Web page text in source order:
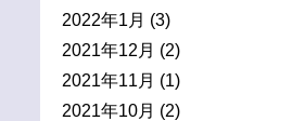
2022年1月 (3)
2021年12月 (2)
2021年11月 (1)
2021年10月 (2)